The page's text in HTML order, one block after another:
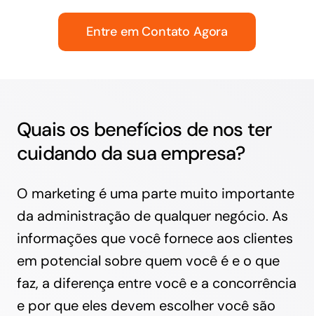
Entre em Contato Agora
Quais os benefícios de nos ter
cuidando da sua empresa?
O marketing é uma parte muito importante
da administração de qualquer negócio. As
informações que você fornece aos clientes
em potencial sobre quem você é e o que
faz, a diferença entre você e a concorrência
e por que eles devem escolher você são